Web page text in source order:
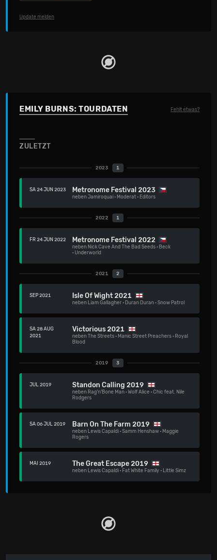
Update melden
EMILY BURNS: TOURDATEN Fehlt etwas?
ZULETZT
2023 1
SA 24 JUN 2023 Metronome Festival 2023
nebenJamiroquai· Moderat· Editors
2022 1
FR 24 JUN 2022 Metronome Festival 2022
neben Nick Cave And The Bad Seeds· Beck
· Underworld
2021 2
SEP 2021 Isle Of Wight 2021
neben Liam Gallagher· Duran Duran·Snow Patrol
SA 28 AUG
2021
Victorious 2021
nebenThe Streets· Manic Street Preachers· Royal
Blood
2019 3
JUL 2019 Standon Calling 2019
neben Rag'n'Bone Man·Wolf Alice ·Chic feat. Nile
Rodgers
SA 06 JUL 2019 Barn On The Farm 2019
neben Lewis Capaldi·Samm Henshaw· Maggie
Rogers
MAI 2019 The Great Escape 2019
neben Lewis Capaldi· Fat White Family · Little Simz